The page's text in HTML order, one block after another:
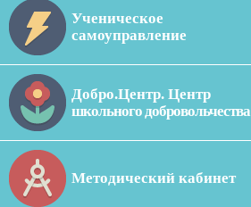
Ученическое
самоуправление
Добро.Центр. Центр
школьного добровольчества
Методический кабинет